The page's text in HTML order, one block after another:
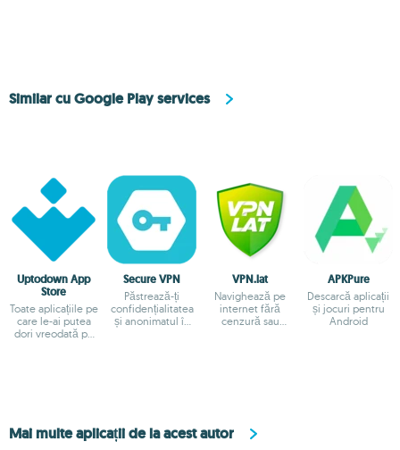
Similar cu Google Play services
Uptodown App
Store
Toate aplicațiile pe
care le-ai putea
dori vreodată pe
Secure VPN
Păstrează-ți
confidențialitatea
și anonimatul în
VPN.lat
Navighează pe
internet fără
cenzură sau
APKPure
Descarcă aplicații
și jocuri pentru
Android
Mai multe aplicații de la acest autor